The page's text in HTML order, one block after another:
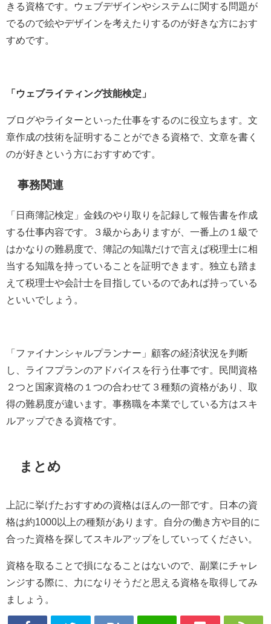
きる資格です。ウェブデザインやシステムに関する問題が
でるので絵やデザインを考えたりするのが好きな方におす
すめです。
「ウェブライティング技能検定」
ブログやライターといった仕事をするのに役立ちます。文
章作成の技術を証明することができる資格で、文章を書く
のが好きという方におすすめです。
事務関連
「日商簿記検定」金銭のやり取りを記録して報告書を作成
する仕事内容です。３級からありますが、一番上の１級で
はかなりの難易度で、簿記の知識だけで言えば税理士に相
当する知識を持っていることを証明できます。独立も踏ま
えて税理士や会計士を目指しているのであれば持っている
といいでしょう。
「ファイナンシャルプランナー」顧客の経済状況を判断
し、ライフプランのアドバイスを行う仕事です。民間資格
２つと国家資格の１つの合わせて３種類の資格があり、取
得の難易度が違います。事務職を本業でしている方はスキ
ルアップできる資格です。
まとめ
上記に挙げたおすすめの資格はほんの一部です。日本の資
格は約1000以上の種類があります。自分の働き方や目的に
合った資格を探してスキルアップをしていってください。
資格を取ることで損になることはないので、副業にチャレ
ンジする際に、力になりそうだと思える資格を取得してみ
ましょう。